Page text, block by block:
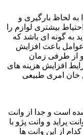
به لحاظ بارگیری و
بیشتری لوازم را
به گونه ای باشد که
باعث افزایش
و از طرفی زمان
افزایش هزینه های
خان امری طبیعی
است و جدا از وانت
پراید و وانت پژو با
از این وانت ها